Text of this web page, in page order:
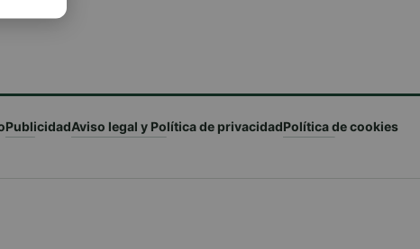
PublicidadAviso legal y Política de privacidadPolítica de cookies